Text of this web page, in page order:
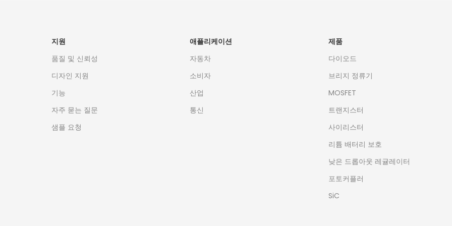
지원
품질 및 신뢰성
디자인 지원
기능
자주 묻는 질문
샘플 요청
애플리케이션
자동차
소비자
산업
통신
제품
다이오드
브리지 정류기
MOSFET
트랜지스터
사이리스터
리튬 배터리 보호
낮은 드롭아웃 레귤레이터
포토커플러
SiC